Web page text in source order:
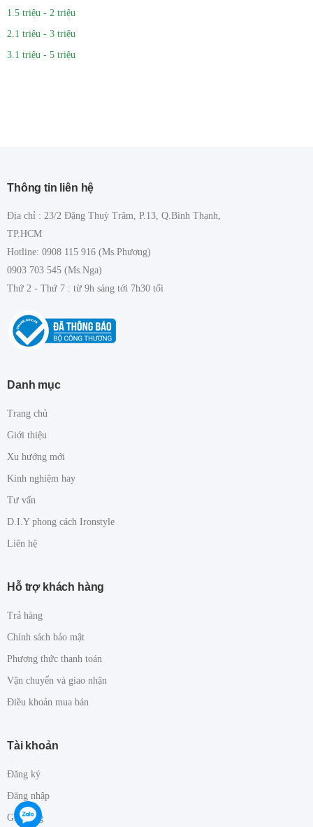
1.5 triệu - 2 triệu
2.1 triệu - 3 triệu
3.1 triệu - 5 triệu
Thông tin liên hệ
Địa chỉ : 23/2 Đặng Thuỳ Trâm, P.13, Q.Bình Thạnh,
TP.HCM
Hotline: 0908 115 916 (Ms.Phương)
0903 703 545 (Ms.Nga)
Thứ 2 - Thứ 7 : từ 9h sáng tới 7h30 tối
Danh mục
Trang chủ
Giới thiệu
Xu hướng mới
Kinh nghiệm hay
Tư vấn
D.I.Y phong cách Ironstyle
Liên hệ
Hỗ trợ khách hàng
Trả hàng
Chính sách bảo mật
Phương thức thanh toán
Vận chuyển và giao nhận
Điều khoản mua bán
Tài khoản
Đăng ký
Đăng nhập
Giỏ hàng